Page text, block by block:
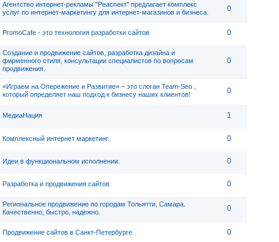
Агентство интернет-рекламы "Реаспект" предлагает комплекс
услуг по интернет-маркетингу для интернет-магазинов и бизнеса.
0
PromoCafe - это технология разработки сайтов 0
Создание и продвижение сайтов, разработка дизайна и
фирменного стиля, консультации специалистов по вопросам
продвижения.
0
«Играем на Опережение и Развитие» – это слоган Team-Seo ,
который определяет наш подход к бизнесу наших клиентов!
0
МедиаНация 1
Комплексный интернет маркетинг. 0
Идеи в функциональном исполнении. 0
Разработка и продвижения сайтов 0
Региональное продвижение по городам Тольятти, Самара.
Качественно, быстро, надежно.
0
Продвижение сайтов в Санкт-Петербурге 0